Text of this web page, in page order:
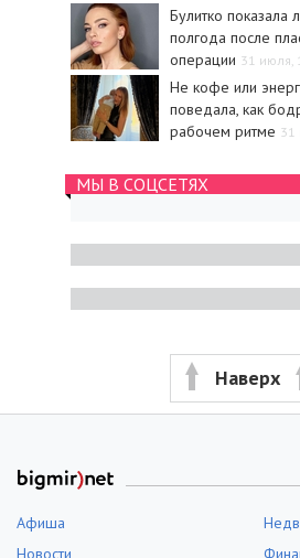
Булитко показала
полгода после
операции 31 июля,
Не кофе или
поведала, как
рабочем ритме 31
МЫ В СОЦСЕТЯХ
Наверх
Афиша
Новости